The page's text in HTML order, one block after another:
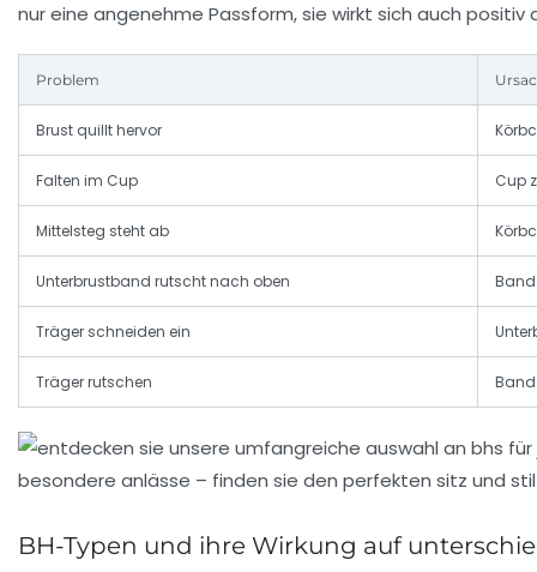
nur eine angenehme Passform, sie wirkt sich auch positiv
Problem
Brust quillt hervor
Falten im Cup Cup
Mittelsteg steht ab
Unterbrustband rutscht nach oben
Träger schneiden ein
Träger rutschen
BH-Typen und ihre Wirkung auf